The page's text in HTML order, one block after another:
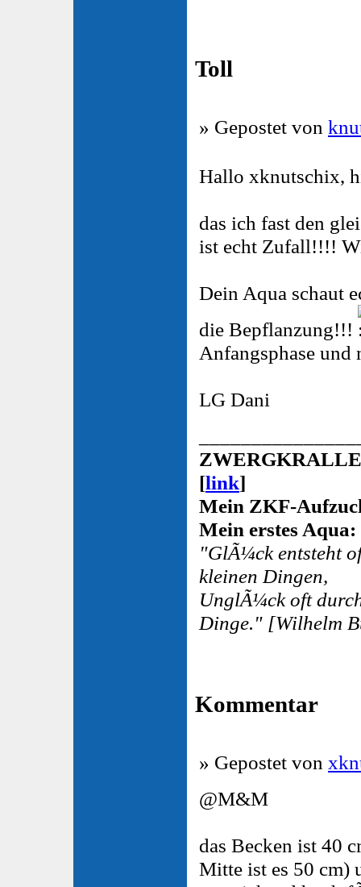
Toll
» Gepostet von
Hallo xknutschix,
das ich fast den
ist echt Zufall!!!!
Dein Aqua schaut
die Bepflanzung!!!
Anfangsphase
LG Dani
[link]
Mein ZKF-
Mein erstes Aqua:
"GlÃ¼ck entsteht
kleinen Dingen,
UnglÃ¼ck oft
Dinge." [Wilhelm
Kommentar
» Gepostet von
@M&M
das Becken ist 40
Mitte ist es 50 cm)